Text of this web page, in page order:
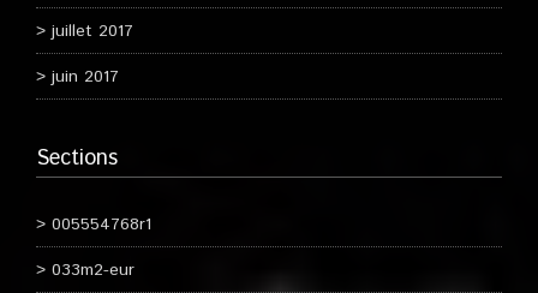
juillet 2017
juin 2017
Sections
005554768r1
033m2-eur